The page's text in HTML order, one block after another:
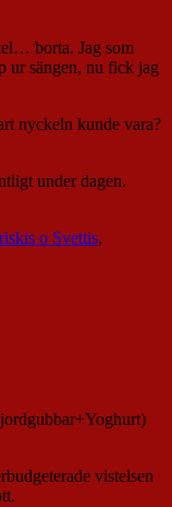
borta. Jag som
ur sängen, nu fick jag
nyckeln kunde vara?
under dagen.
o Svettis,
vistelsen